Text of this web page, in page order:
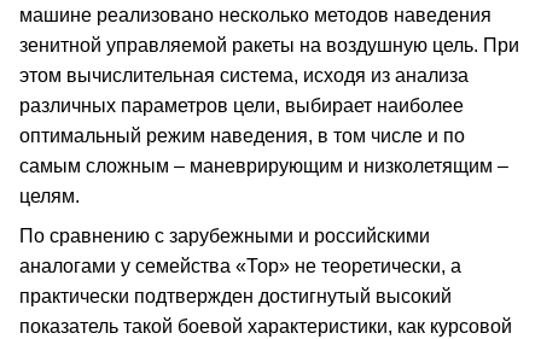
машине реализовано несколько методов наведения
зенитной управляемой ракеты на воздушную цель. При
этом вычислительная система, исходя из анализа
различных параметров цели, выбирает наиболее
оптимальный режим наведения, в том числе и по
самым сложным – маневрирующим и низколетящим –
целям.
По сравнению с зарубежными и российскими
аналогами у семейства «Тор» не теоретически, а
практически подтвержден достигнутый высокий
показатель такой боевой характеристики, как курсовой